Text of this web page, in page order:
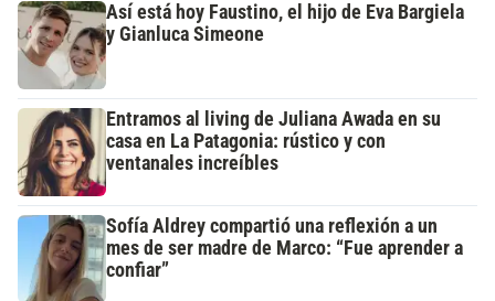
Así está hoy Faustino, el hijo de Eva Bargiela
y Gianluca Simeone
Entramos al living de Juliana Awada en su
casa en La Patagonia: rústico y con
ventanales increíbles
Sofía Aldrey compartió una reflexión a un
mes de ser madre de Marco: “Fue aprender a
confiar”